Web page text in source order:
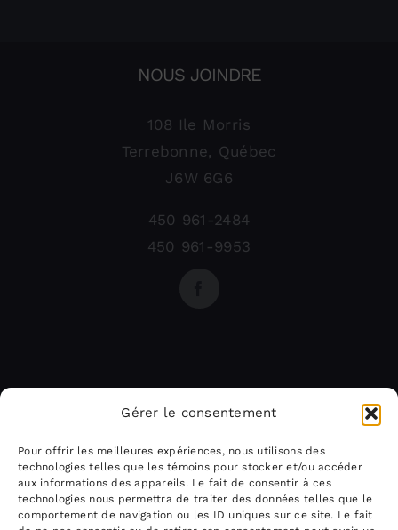
Gérer le consentement
Pour offrir les meilleures expériences, nous utilisons des
technologies telles que les témoins pour stocker et/ou accéder
aux informations des appareils. Le fait de consentir à ces
technologies nous permettra de traiter des données telles que le
comportement de navigation ou les ID uniques sur ce site. Le fait
NOUS JOINDRE
108 Ile Morris
Terrebonne, Québec
J6W 6G6
450 961-2484
450 961-9953